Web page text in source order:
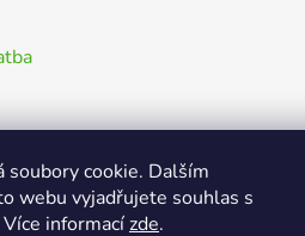
soubory cookie. Dalším
webu vyjadřujete souhlas s
informacízde.